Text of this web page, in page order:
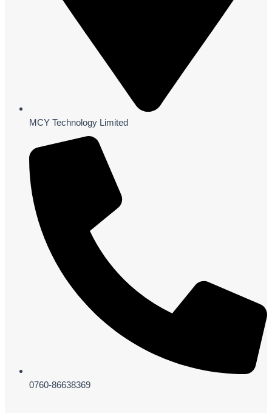
MCY Technology Limited
0760-86638369